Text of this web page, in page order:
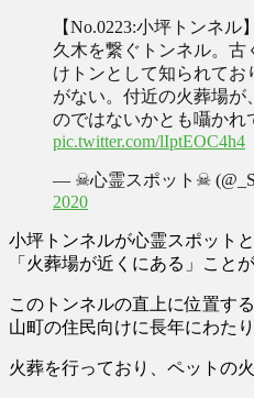
【No.0223:小坪トンネ
久木を繋ぐトンネル。
けトンとして知られてお
がない。付近の火葬場が
のではないかとも囁かれ
pic.twitter.com/lIptEOC4h4
— ☠心霊スポット☠
2020
小坪トンネルが心霊スポット
「火葬場が近くにある」
こと
このトンネルの直上に位置する
山町の住民向けに長年にわた
火葬を行っており、ペットの